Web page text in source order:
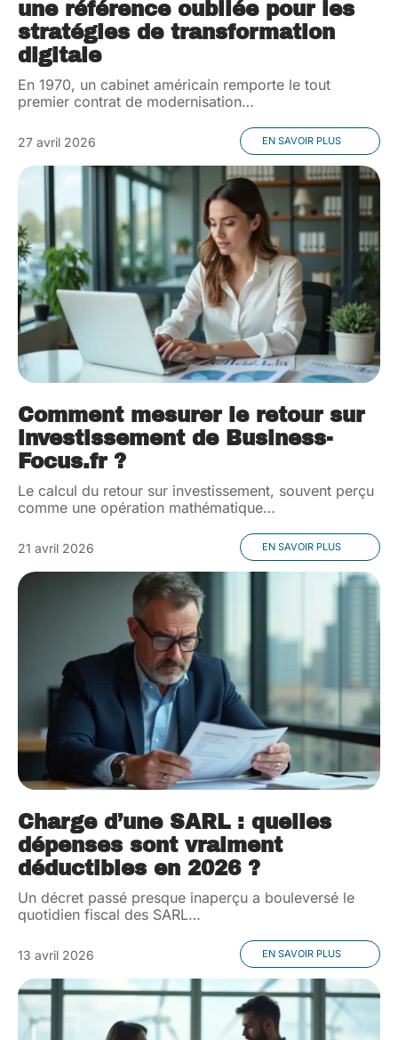
une référence oubliée pour les
stratégies de transformation
digitale
En 1970, un cabinet américain remporte le tout
premier contrat de modernisation…
27 avril 2026 EN SAVOIR PLUS
Comment mesurer le retour sur
investissement de Business-
Focus.fr ?
Le calcul du retour sur investissement, souvent perçu
comme une opération mathématique…
21 avril 2026 EN SAVOIR PLUS
Charge d’une SARL : quelles
dépenses sont vraiment
déductibles en 2026 ?
Un décret passé presque inaperçu a bouleversé le
quotidien fiscal des SARL…
13 avril 2026 EN SAVOIR PLUS